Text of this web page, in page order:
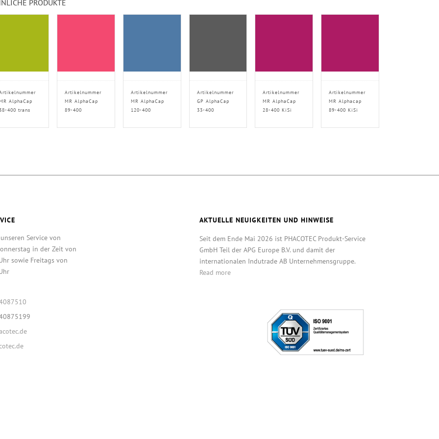
PRODUKTE
AlphaCap
400 trans
Artikelnummer
MR AlphaCap
89-400
Artikelnummer
MR AlphaCap
120-400
Artikelnummer
GP AlphaCap
33-400
Artikelnummer
MR AlphaCap
28-400 KiSi
Artikelnummer
MR Alphacap
89-400 KiSi
Service von
in der Zeit von
sowie Freitags von
AKTUELLE NEUIGKEITEN UND HINWEISE
Seit dem Ende Mai 2026 ist PHACOTEC Produkt-Service
GmbH Teil der APG Europe B.V. und damit der
internationalen Indutrade AB Unternehmensgruppe.
Read more